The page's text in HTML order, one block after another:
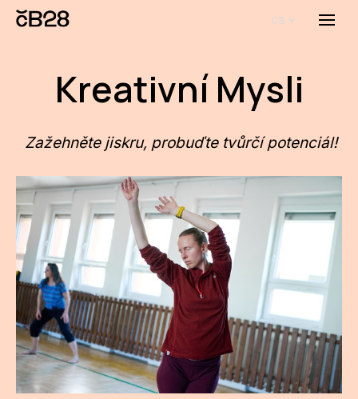
Menu
cs
Kreativní Mysli
Zažehněte jiskru, probuďte tvůrčí potenciál!